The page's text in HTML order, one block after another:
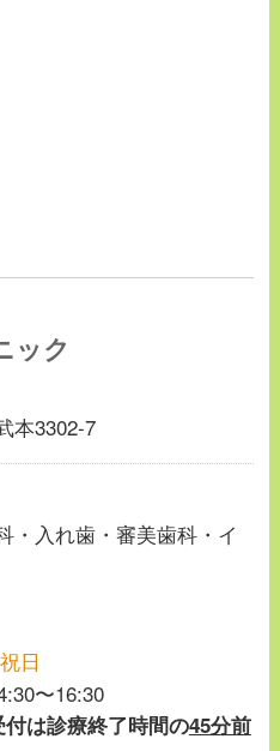
ック
本3302-7
・入れ歯・審美歯科・イ
日
〜16:30
は診療終了時間の45分前